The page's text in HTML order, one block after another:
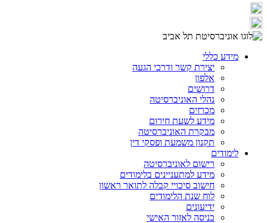
מידע כללי
יצירת קשר ודרכי הגעה
אלפון
דרושים
נהלי האוניברסיטה
מכרזים
מידע לשעת חירום
מבקרת האוניברסיטה
תקנון משמעת ופסקי דין
לימודים
רישום לאוניברסיטה
מידע למתעניינים בלימודים
חישוב סיכויי קבלה לתואר ראשון
לוח שנת הלימודים
ידיעונים
כניסה לאזור האישי